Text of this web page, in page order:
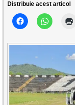
Distribuie acest articol